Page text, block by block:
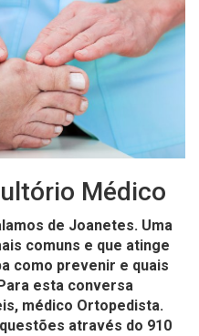
Médico
de Joanetes. Uma
comuns e que atinge
como prevenir e quais
esta conversa
médico Ortopedista.
através do 910